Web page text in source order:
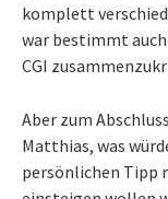
komplett
war bestimmt
CGI
Aber zum
Matthias, was
persönlichen Tipp